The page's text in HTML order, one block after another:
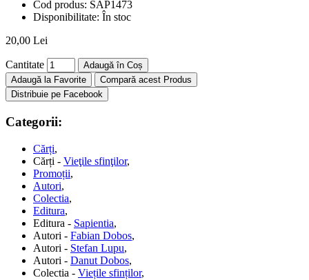
Cod produs: SAP1473
Disponibilitate: În stoc
20,00 Lei
Cantitate
Adaugă în Coș
Adaugă la Favorite
Compară acest Produs
Distribuie pe Facebook
Categorii:
Cărți,
Cărți - Vieţile sfinţilor,
Promoții,
Autori,
Colectia,
Editura,
Editura - Sapientia,
Autori - Fabian Dobos,
Autori - Stefan Lupu,
Autori - Danut Dobos,
Colectia - Viețile sfinților,